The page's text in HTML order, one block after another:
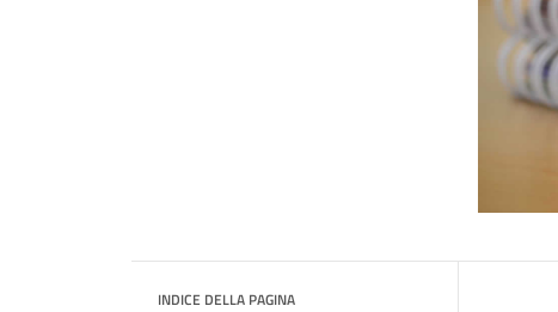
INDICE DELLA PAGINA